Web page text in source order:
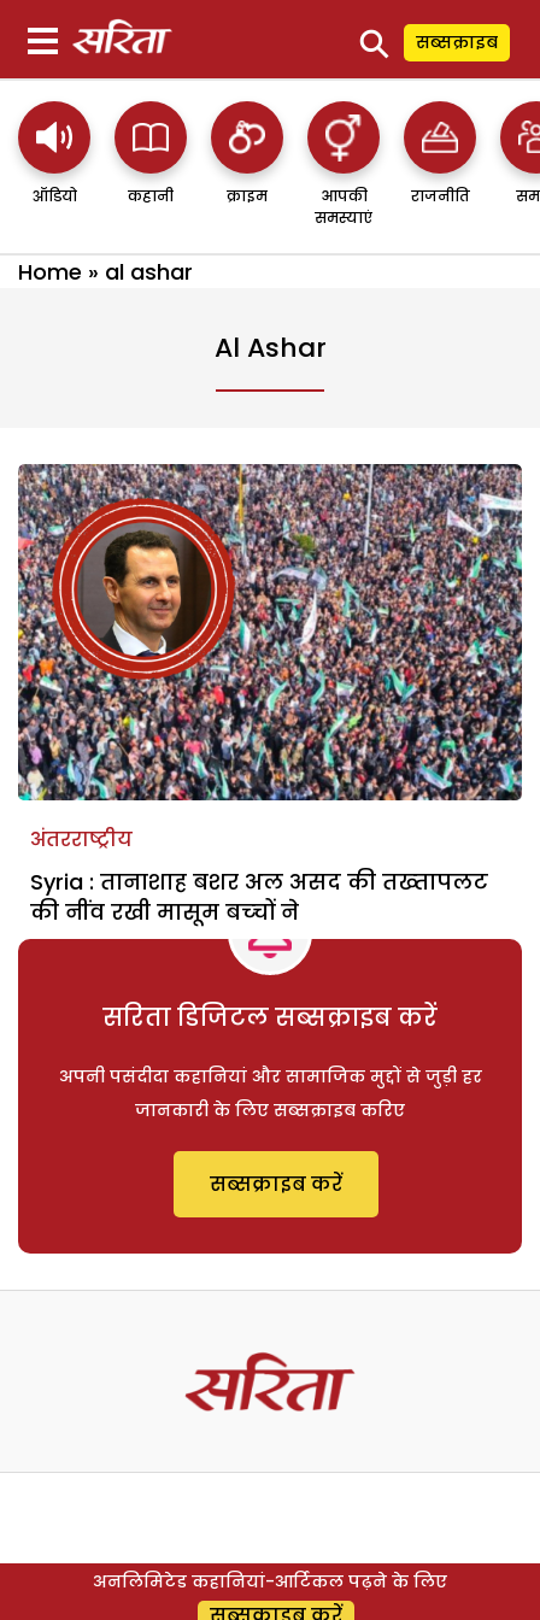
⚲ सब्सक्राइब
ऑडियो कहानी क्राइम
आपकी
समस्याएं
राजनीति
Home » al ashar
Al Ashar
अंतरराष्ट्रीय
Syria : तानाशाह बशर अल असद की तख्‍तापलट
की नींव रखी मासूम बच्‍चों ने
सरिता डिजिटल सब्सक्राइब करें
अपनी पसंदीदा कहानियां और सामाजिक मुद्दों से जुड़ी हर
जानकारी के लिए सब्सक्राइब करिए
सब्सक्राइब करें
अनलिमिटेड कहानियां-आर्टिकल पढ़ने के लिए